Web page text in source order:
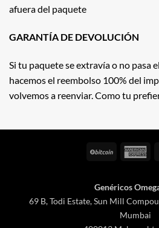
afuera del paquete
GARANTÍA DE DEVOLUCIÓN
Si tu paquete se extravía o no pasa
hacemos el reembolso 100% del
volvemos a reenviar. Como tu
BitCoin
Genéricos
69 B, Todi Estate, Sun Mill
Mumbai